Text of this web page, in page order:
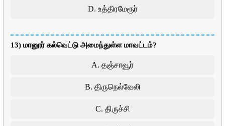
D. உத்திரமேரூர்
13) மானூர் கல்வெட்டு அமைந்துள்ள மாவட்டம்?
A. தஞ்சாவூர்
B. திருநெல்வேலி
C. திருச்சி